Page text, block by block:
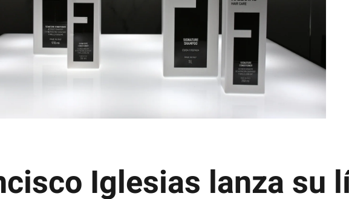
Iglesias lanza su